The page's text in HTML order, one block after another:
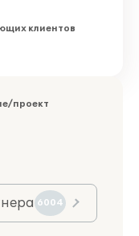
клиентов
проект
6004